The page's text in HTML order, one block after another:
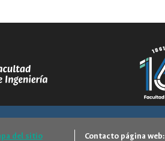
del sitio Contacto página web: